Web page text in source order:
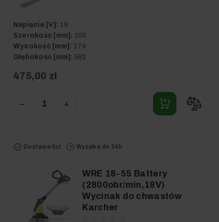
Napięcie [V]: 18
Szerokość [mm]: 100
Wysokość [mm]: 174
Głębokość [mm]: 582
475,00 zł
− +
Dostawa 0zł Wysyłka do 24h
WRE 18-55 Battery
(2800obr/min,18V)
Wycinak do chwastów
Karcher